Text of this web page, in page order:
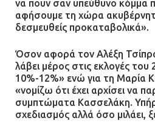
να πουν σαν υπεύθυνο κόμμα
αφήσουμε τη χώρα
δεσμευθείς προκαταβολικά».
Όσον αφορά τον Αλέξη
λάβει μέρος στις εκλογές του
10%-12%» ενώ για τη Μαρία
«νομίζω ότι έχει αρχίσει να
συμπτώματα Κασσελάκη.
σχεδιασμός αλλά όσο μιλάει,